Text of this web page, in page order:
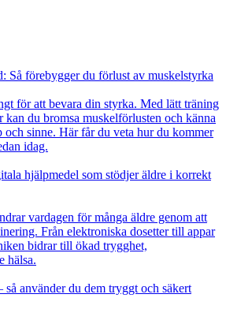
Så förebygger du förlust av muskelstyrka
för att bevara din styrka. Med lätt träning
kan du bromsa muskelförlusten och känna
och sinne. Här får du veta hur du kommer
idag.
hjälpmedel som stödjer äldre i korrekt
vardagen för många äldre genom att
Från elektroniska dosetter till appar
bidrar till ökad trygghet,
hälsa.
använder du dem tryggt och säkert